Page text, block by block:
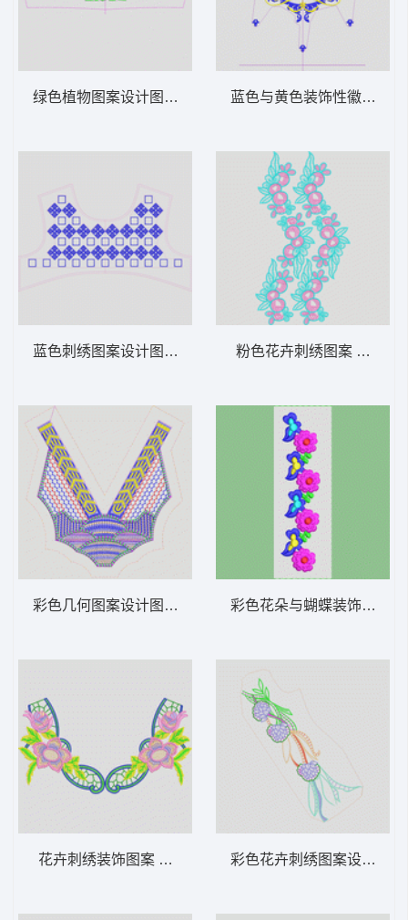
绿色植物图案设计图 古典大花
蓝色刺绣图案设计图 衣领
彩色几何图案设计图 衣领
花卉刺绣装饰图案 衣领
蓝色与黄色装饰性徽章设
粉色花卉刺绣图案 烫花
彩色花朵与蝴蝶装饰图案
彩色花卉刺绣图案设计 衣